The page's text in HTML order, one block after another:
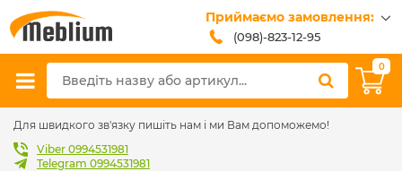
Приймаємо замовлення:
(098)-823-12-95
(099)-608-42-32
(093)-618-62-02
sales@meblium.com.ua
0
Для швидкого зв'язку пишіть нам і ми Вам допоможемо!
Viber 0994531981
Telegram 0994531981